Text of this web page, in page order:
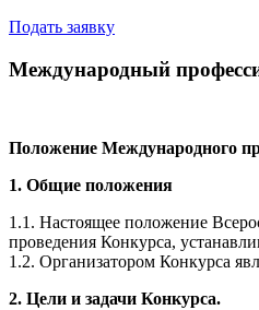
Подать заявку
Международный
Положение Международного
1. Общие положения
1.1. Настоящее положение
проведения Конкурса,
1.2. Организатором Конкурса
2. Цели и задачи Конкурса.